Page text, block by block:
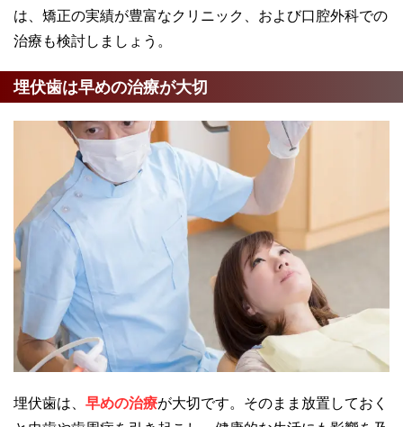
は、矯正の実績が豊富なクリニック、および口腔外科での
治療も検討しましょう。
埋伏歯は早めの治療が大切
埋伏歯は、 早めの治療が大切です。そのまま放置しておく